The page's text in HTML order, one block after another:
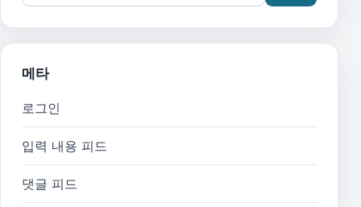
메타
로그인
입력 내용 피드
댓글 피드